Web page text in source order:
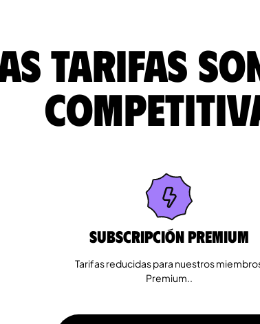
tarifas
Subscripción Premium
Tarifas reducidas para nuestros
Premium..